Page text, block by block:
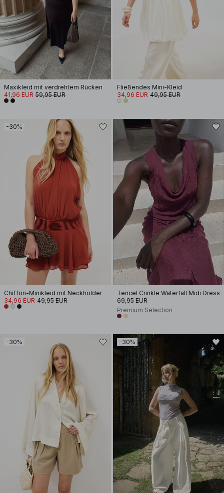
Maxikleid mit verdrehtem Rücken
41,96 EUR 59,95 EUR
Fließendes Mini-Kleid
34,96 EUR 49,95 EUR
-30%
Chiffon-Minikleid mit Neckholder
34,96 EUR 49,95 EUR
Tencel Crinkle Waterfall Midi Dress
69,95 EUR
Premium Selection
-30% -30%